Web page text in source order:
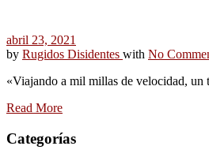
abril 23, 2021
by Rugidos Disidentes with No
«Viajando a mil millas de velocidad, un
Read More
Categorías